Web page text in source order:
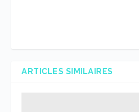
ARTICLES SIMILAIRES